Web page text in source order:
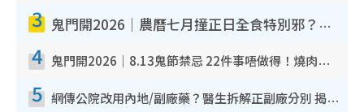
3 鬼門開2026｜農曆七月撞正日全食特別邪？專家警告切忌做一事！揭4大禁忌+2招保平安
4 鬼門開2026｜8.13鬼節禁忌 22件事唔做得！燒肉、刺身要少食？半夜勿吹口哨/打呢個電話
5 網傳公院改用內地/副廠藥？醫生拆解正副廠分別 揭4類人換藥隨時出事